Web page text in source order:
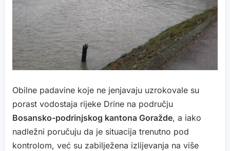
Obilne padavine koje ne jenjavaju uzrokovale su
porast vodostaja rijeke Drine na području
Bosansko-podrinjskog kantona Goražde, a iako
nadležni poručuju da je situacija trenutno pod
kontrolom, već su zabilježena izlijevanja na više